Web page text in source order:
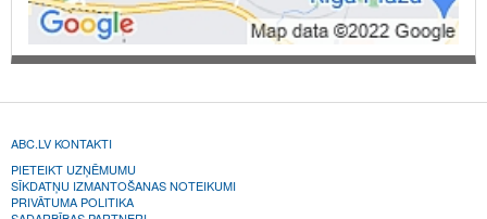
ABC.LV KONTAKTI
PIETEIKT UZŅĒMUMU
SĪKDATŅU IZMANTOŠANAS NOTEIKUMI
PRIVĀTUMA POLITIKA